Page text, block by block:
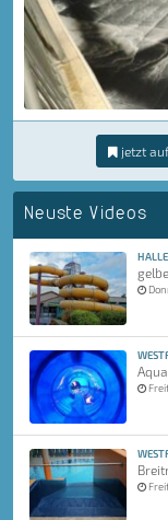
jetzt
Neuste Videos